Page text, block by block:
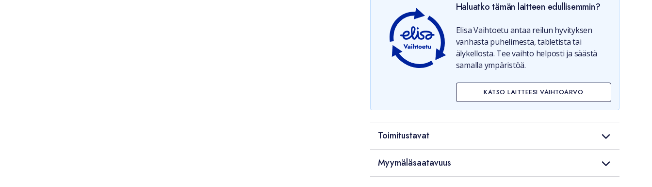
Haluatko tämän laitteen edullisemmin?
Elisa Vaihtoetu antaa reilun hyvityksen
vanhasta puhelimesta, tabletista tai
älykellosta. Tee vaihto helposti ja säästä
samalla ympäristöä.
KATSO LAITTEESI VAIHTOARVO
Toimitustavat
Myymäläsaatavuus